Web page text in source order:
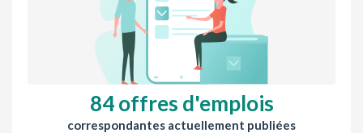
84 offres d'emplois
correspondantes actuellement publiées